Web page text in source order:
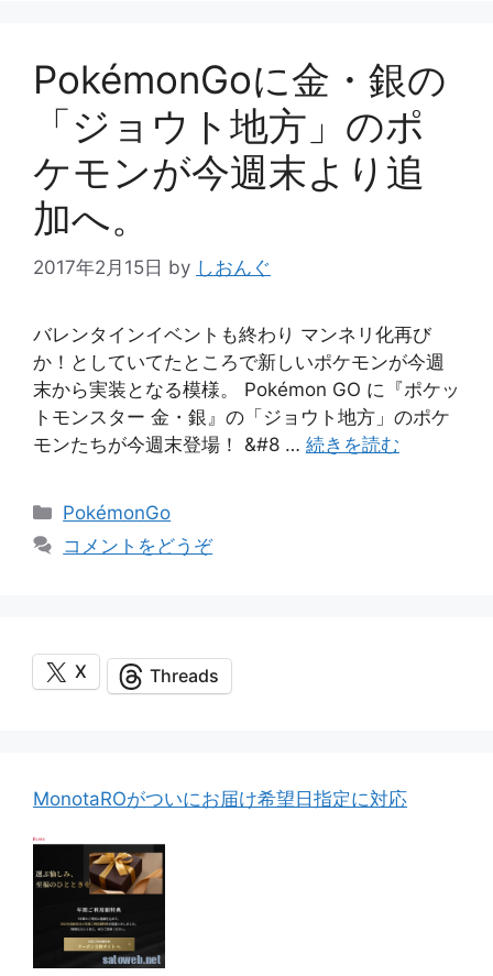
PokémonGoに金・銀の
「ジョウト地方」のポ
ケモンが今週末より追
加へ。
2017年2月15日 by しおんぐ
バレンタインイベントも終わり マンネリ化再び
か！としていてたところで新しいポケモンが今週
末から実装となる模様。 Pokémon GO に『ポケッ
トモンスター 金・銀』の「ジョウト地方」のポケ
モンたちが今週末登場！ &#8 … 続きを読む
カ
PokémonGo
コメントをどうぞ
X Threads
MonotaROがついにお届け希望日指定に対応